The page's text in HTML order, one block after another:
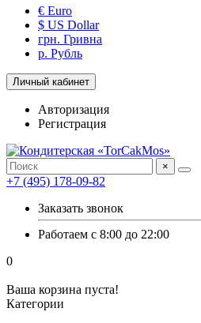
€ Euro
$ US Dollar
грн. Гривна
р. Рубль
Личный кабинет
Авторизация
Регистрация
×
+7 (495) 178-09-82
Заказать звонок
Работаем с 8:00 до 22:00
0
Ваша корзина пуста!
Категории